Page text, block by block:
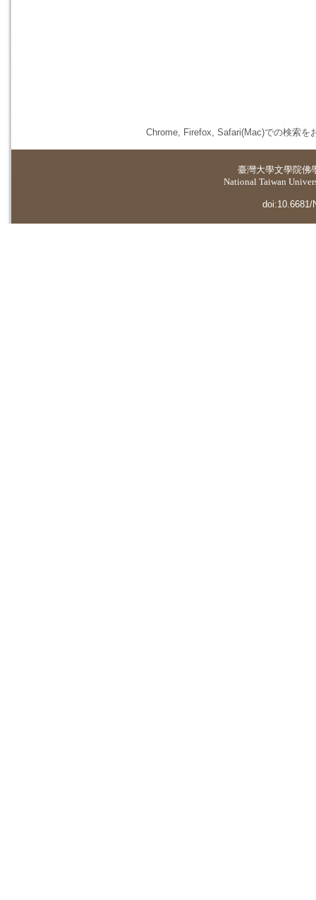
Chrome, Firefox, Safari(Mac)での検索を
臺灣大學文學院佛
National Taiwan
doi:10.6681/